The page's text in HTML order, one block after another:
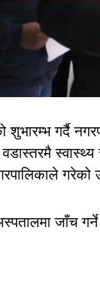
शुभारम्भ गर्दै
वडास्तरमै
अस्पतालमा